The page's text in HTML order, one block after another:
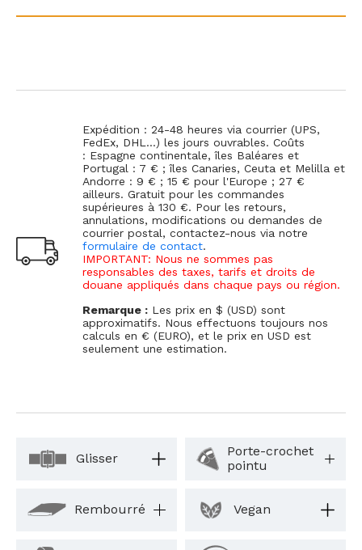
Expédition : 24-48 heures via courrier (UPS,
FedEx, DHL...) les jours ouvrables. Coûts
: Espagne continentale, îles Baléares et
Portugal : 7 € ; îles Canaries, Ceuta et Melilla et
Andorre : 9 € ; 15 € pour l'Europe ; 27 €
ailleurs. Gratuit pour les commandes
supérieures à 130 €. Pour les retours,
annulations, modifications ou demandes de
courrier postal, contactez-nous via notre
formulaire de contact.
IMPORTANT: Nous ne sommes pas
responsables des taxes, tarifs et droits de
douane appliqués dans chaque pays ou région.
Remarque : Les prix en $ (USD) sont
approximatifs. Nous effectuons toujours nos
calculs en € (EURO), et le prix en USD est
seulement une estimation.
Glisser
Porte-crochet
pointu
Rembourré Vegan